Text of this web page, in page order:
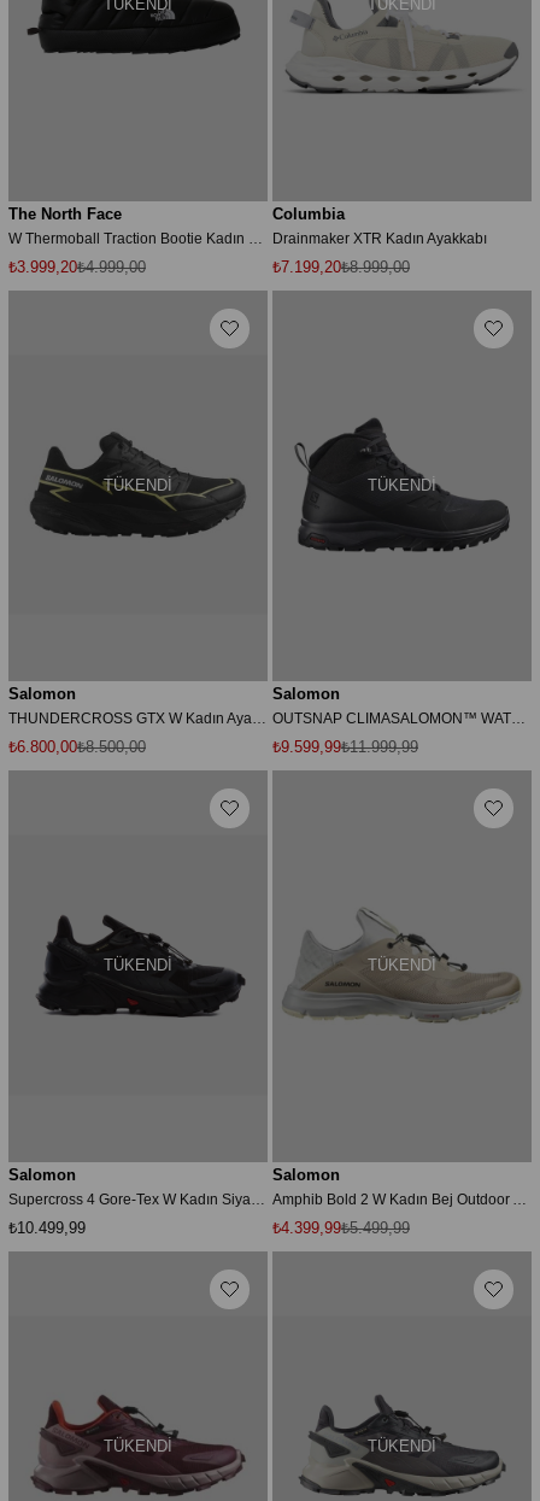
TÜKENDI
The North Face
₺3.999,20₺4.999,00
TÜKENDI
Columbia
Drainmaker XTR Kadın Ayakkabı
₺7.199,20₺8.999,00
TÜKENDI
Salomon
THUNDERCROSS GTX W Kadın Ayakkabı L47684700 Siyah-40?
₺6.800,00₺8.500,00
TÜKENDI
Salomon
OUTSNAP CLIMASALOMON™ WATERPROOF Kadın Outdoor Botu Black L41110100
₺9.599,99₺11.999,99
TÜKENDI
Salomon
₺10.499,99
TÜKENDI
Salomon
₺4.399,99₺5.499,99
TÜKENDI TÜKENDI